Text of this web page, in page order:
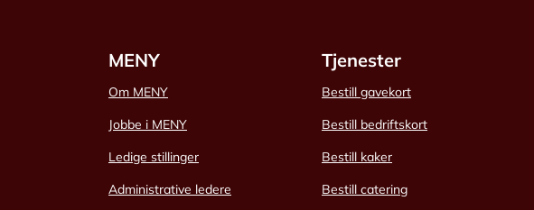
MENY
Om MENY
Jobbe i MENY
Ledige stillinger
Administrative ledere
Tjenester
Bestill gavekort
Bestill bedriftskort
Bestill kaker
Bestill catering